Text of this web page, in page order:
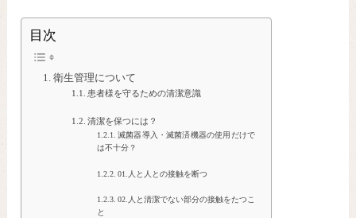
目次
衛生管理について
患者様を守るための清潔意識
清潔を保つには？
滅菌器導入・滅菌済機器の使用だけで
は不十分？
01.人と人との接触を断つ
02.人と清潔でない部分の接触をたつこ
と